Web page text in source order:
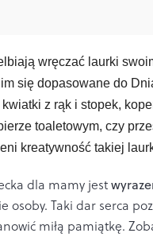
wręczać laurki
się dopasowane do
z rąk i stopek,
toaletowym, czy
kreatywność takiej
dla mamy jest
osoby. Taki dar serca
miłą pamiątkę.